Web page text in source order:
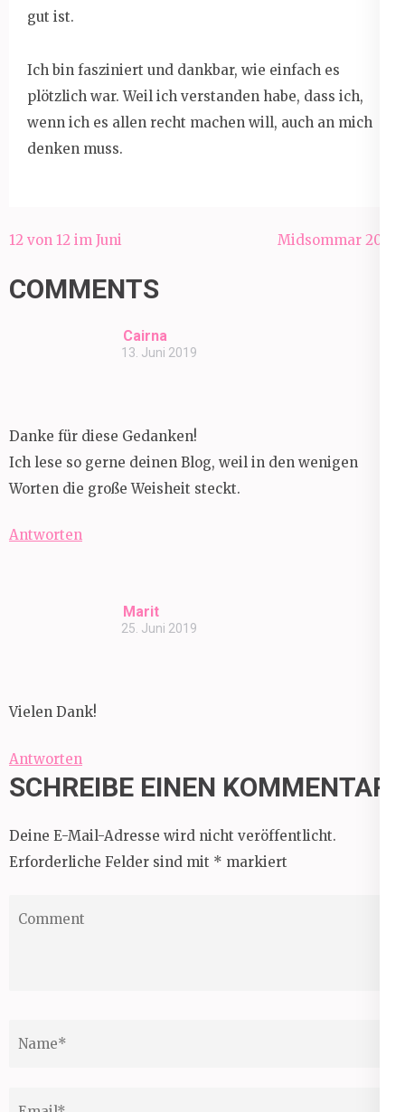
gut ist.
Ich bin fasziniert und dankbar, wie einfach es
plötzlich war. Weil ich verstanden habe, dass ich,
wenn ich es allen recht machen will, auch an mich
denken muss.
Beitragsnavigation
12 von 12 im Juni Midsommar 2019
COMMENTS
Cairna
13. Juni 2019
Danke für diese Gedanken!
Ich lese so gerne deinen Blog, weil in den wenigen
Worten die große Weisheit steckt.
Antworten
Marit
25. Juni 2019
Vielen Dank!
Antworten
SCHREIBE EINEN KOMMENTAR
Deine E-Mail-Adresse wird nicht veröffentlicht.
Erforderliche Felder sind mit * markiert